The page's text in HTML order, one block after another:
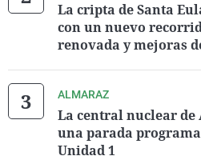
La cripta de Santa
con un nuevo
renovada y mejoras
ALMARAZ
La central nuclear
una parada
Unidad 1